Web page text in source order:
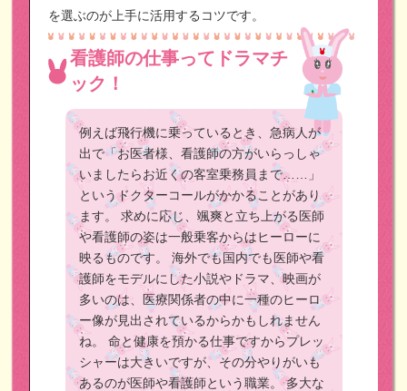
を選ぶのが上手に活用するコツです。
看護師の仕事ってドラマチ
ック！
例えば飛行機に乗っているとき、急病人が
出で「お医者様、看護師の方がいらっしゃ
いましたらお近くの客室乗務員まで……」
というドクターコールがかかることがあり
ます。
求めに応じ、颯爽と立ち上がる医師
や看護師の姿は一般乗客からはヒーローに
映るものです。
海外でも国内でも医師や看
護師をモデルにした小説やドラマ、映画が
多いのは、医療関係者の中に一種のヒーロ
ー像が見出されているからかもしれません
ね。
命と健康を預かる仕事ですからプレッ
シャーは大きいですが、その分やりがいも
あるのが医師や看護師という職業。多大な